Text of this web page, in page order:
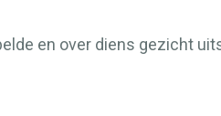
en over diens gezicht